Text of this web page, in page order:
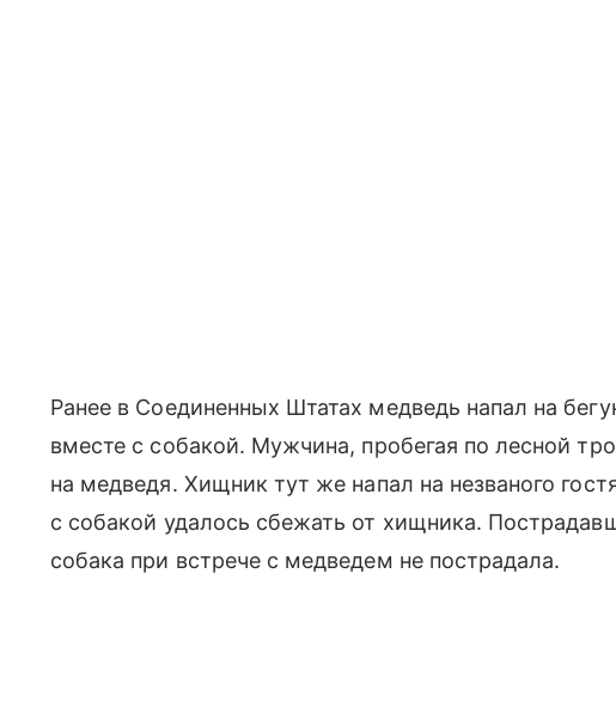
Ранее в Соединенных Штатах медведь напал на
вместе с собакой. Мужчина, пробегая по лесной
на медведя. Хищник тут же напал на незваного
с собакой удалось сбежать от хищника.
собака при встрече с медведем не пострадала.